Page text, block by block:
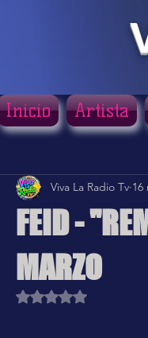
FEID -
MARZO
Viva La Radio Tv 16
Obtuvo NaN de 5
Inicio Artista